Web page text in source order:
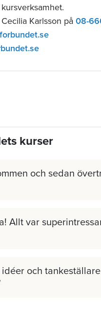
Karlsson på 08-
kurser
och sedan
Allt var
och